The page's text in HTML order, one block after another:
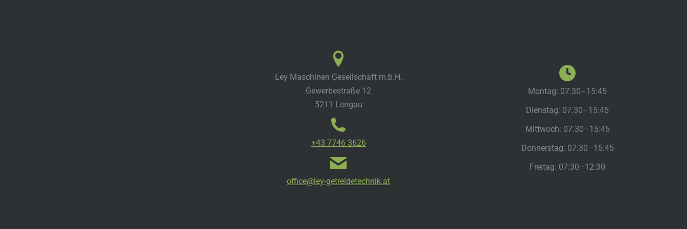
Ley Maschinen Gesellschaft m.b.H.
Gewerbestraße 12
5211 Lengau
+43 7746 3626
office@ley-getreidetechnik.at
Montag: 07:30–15:45
Dienstag: 07:30–15:45
Mittwoch: 07:30–15:45
Donnerstag: 07:30–15:45
Freitag: 07:30–12:30